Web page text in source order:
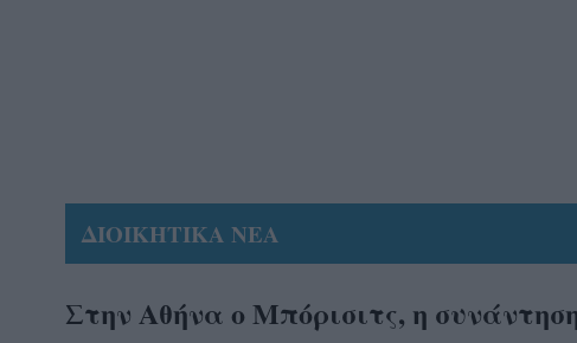
ΔΙΟΙΚΗΤΙΚΑ ΝΕΑ
Στην Αθήνα ο Μπόρισιτς, η